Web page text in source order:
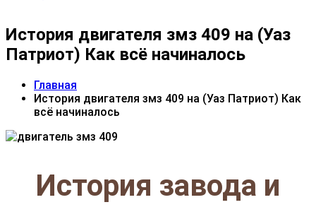
История двигателя змз 409 на (Уаз
Патриот) Как всё начиналось
Главная
История двигателя змз 409 на (Уаз Патриот) Как
всё начиналось
История завода и